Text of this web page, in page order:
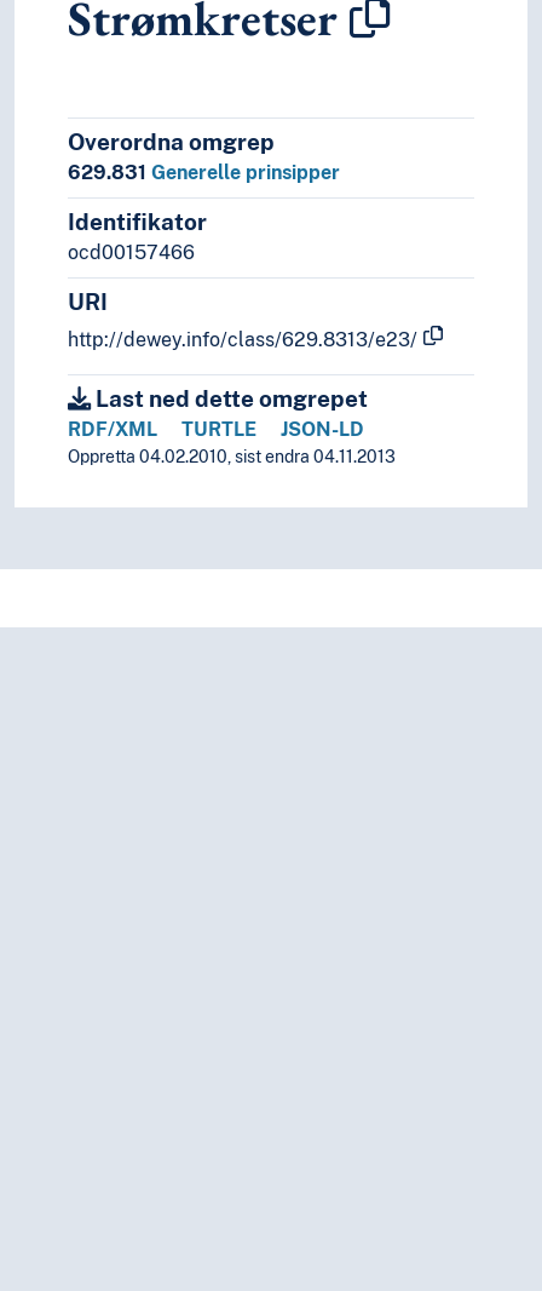
Strømkretser
Overordna omgrep
629.831 Generelle prinsipper
Identifikator
ocd00157466
URI
http://dewey.info/class/629.8313/e23/
Last ned dette omgrepet
RDF/XML TURTLE JSON-LD
Oppretta 04.02.2010, sist endra 04.11.2013